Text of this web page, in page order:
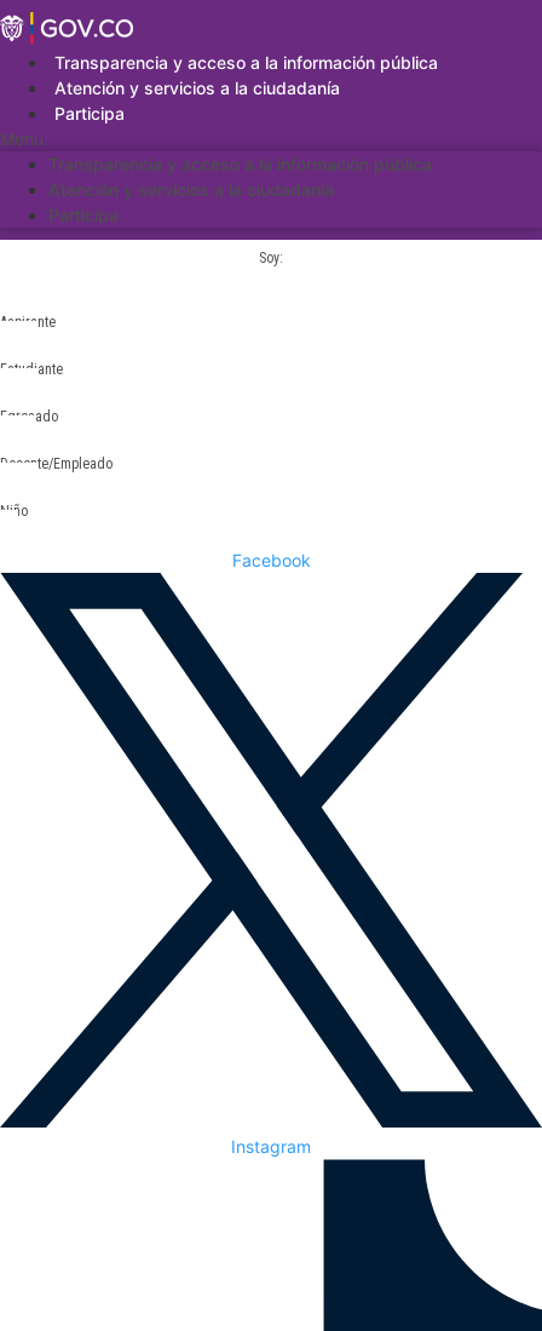
Saltar
al
contenidoTransparencia y acceso a la información pública
Atención y servicios a la ciudadanía
Participa
Menu
Transparencia y acceso a la información pública
Atención y servicios a la ciudadanía
Participa
Soy:
Aspirante
Estudiante
Egresado
Docente/Empleado
Niño
Facebook
Instagram